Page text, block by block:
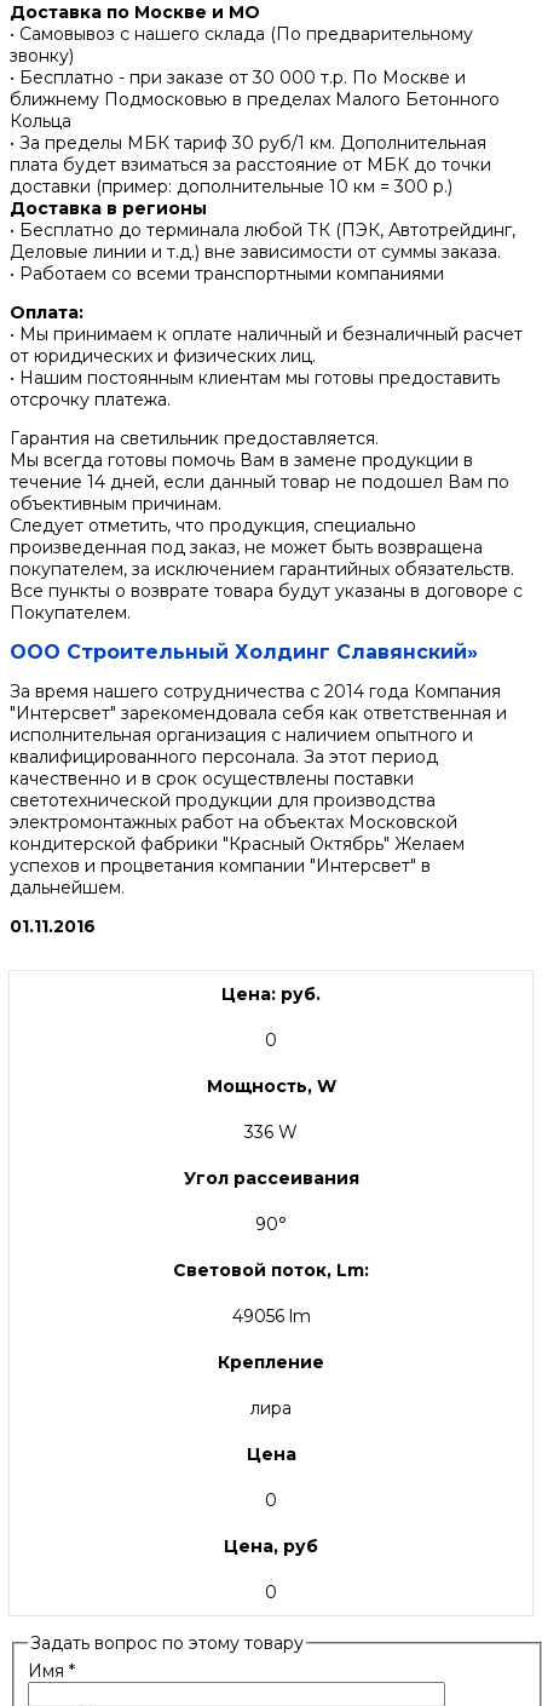
Доставка по Москве и МО
• Самовывоз с нашего склада (По предварительному
звонку)
• Бесплатно - при заказе от 30 000 т.р. По Москве и
ближнему Подмосковью в пределах Малого Бетонного
Кольца
• За пределы МБК тариф 30 руб/1 км. Дополнительная
плата будет взиматься за расстояние от МБК до точки
доставки (пример: дополнительные 10 км = 300 р.)
Доставка в регионы
• Бесплатно до терминала любой ТК (ПЭК, Автотрейдинг,
Деловые линии и т.д.) вне зависимости от суммы заказа.
• Работаем со всеми транспортными компаниями
Оплата:
• Мы принимаем к оплате наличный и безналичный расчет
от юридических и физических лиц.
• Нашим постоянным клиентам мы готовы предоставить
отсрочку платежа.
Гарантия на светильник предоставляется.
Мы всегда готовы помочь Вам в замене продукции в
течение 14 дней, если данный товар не подошел Вам по
объективным причинам.
Следует отметить, что продукция, специально
произведенная под заказ, не может быть возвращена
покупателем, за исключением гарантийных обязательств.
Все пункты о возврате товара будут указаны в договоре с
Покупателем.
ООО Строительный Холдинг Славянский»
За время нашего сотрудничества с 2014 года Компания
"Интерсвет" зарекомендовала себя как ответственная и
исполнительная организация с наличием опытного и
квалифицированного персонала. За этот период
качественно и в срок осуществлены поставки
светотехнической продукции для производства
электромонтажных работ на объектах Московской
кондитерской фабрики "Красный Октябрь" Желаем
успехов и процветания компании "Интерсвет" в
дальнейшем.
01.11.2016
Цена: руб.
0
Мощность, W
336 W
Угол рассеивания
90°
Световой поток, Lm:
49056 lm
Крепление
лира
Цена
0
Цена, руб
0
Задать вопрос по этому товару
Имя *